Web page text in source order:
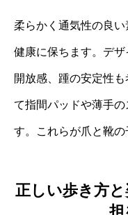
柔らかく通気性の良
健康に保ちます。デ
開放感、踵の安定性
て指間パッドや薄手
す。これらが爪と靴の
正しい歩き方
担